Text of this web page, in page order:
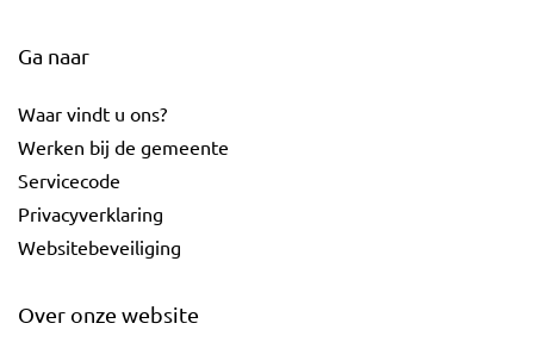
Ga naar
Waar vindt u ons?
Werken bij de gemeente
Servicecode
Privacyverklaring
Websitebeveiliging
Over onze website